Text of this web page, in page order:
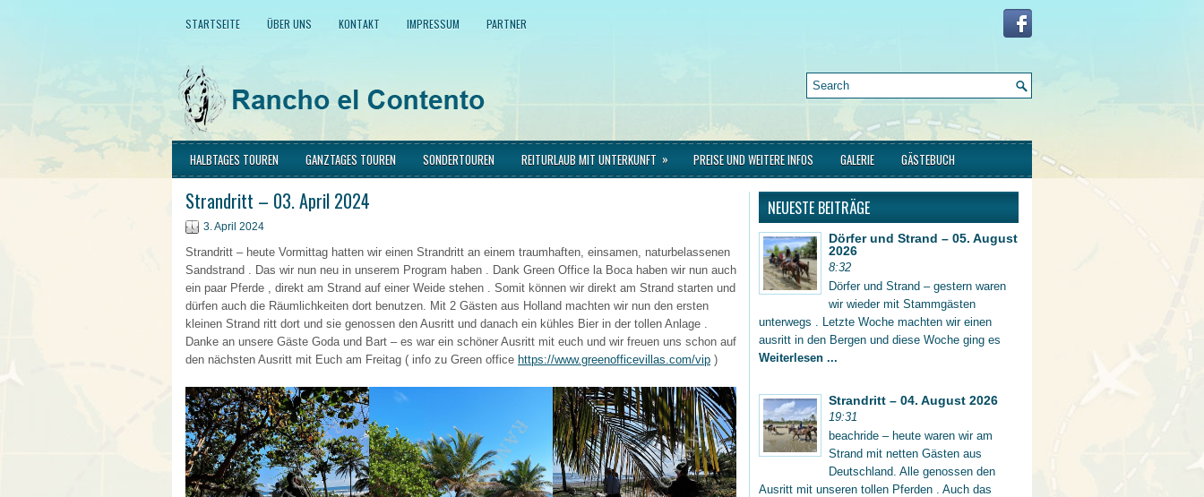
STARTSEITE ÜBER UNS KONTAKT IMPRESSUM PARTNER
HALBTAGES TOUREN GANZTAGES TOUREN SONDERTOUREN REITURLAUB MIT UNTERKUNFT » PREISE UND WEITERE INFOS GALERIE GÄSTEBUCH
Strandritt – 03. April 2024
3. April 2024
Strandritt – heute Vormittag hatten wir einen Strandritt an einem traumhaften, einsamen, naturbelassenen
Sandstrand . Das wir nun neu in unserem Program haben . Dank Green Office la Boca haben wir nun auch
ein paar Pferde , direkt am Strand auf einer Weide stehen . Somit können wir direkt am Strand starten und
dürfen auch die Räumlichkeiten dort benutzen. Mit 2 Gästen aus Holland machten wir nun den ersten
kleinen Strand ritt dort und sie genossen den Ausritt und danach ein kühles Bier in der tollen Anlage .
Danke an unsere Gäste Goda und Bart – es war ein schöner Ausritt mit euch und wir freuen uns schon auf
den nächsten Ausritt mit Euch am Freitag ( info zu Green office https://www.greenofficevillas.com/vip )
NEUESTE BEITRÄGE
Dörfer und Strand – 05. August
2026
8:32
Dörfer und Strand – gestern waren
wir wieder mit Stammgästen
unterwegs . Letzte Woche machten wir einen
ausritt in den Bergen und diese Woche ging es
Weiterlesen ...
Strandritt – 04. August 2026
19:31
beachride – heute waren wir am
Strand mit netten Gästen aus
Deutschland. Alle genossen den
Ausritt mit unseren tollen Pferden . Auch das